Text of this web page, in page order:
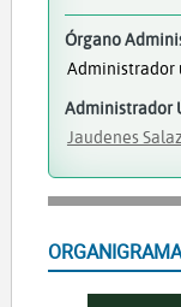
Órgano
Administrador
Administrador
Jaudenes